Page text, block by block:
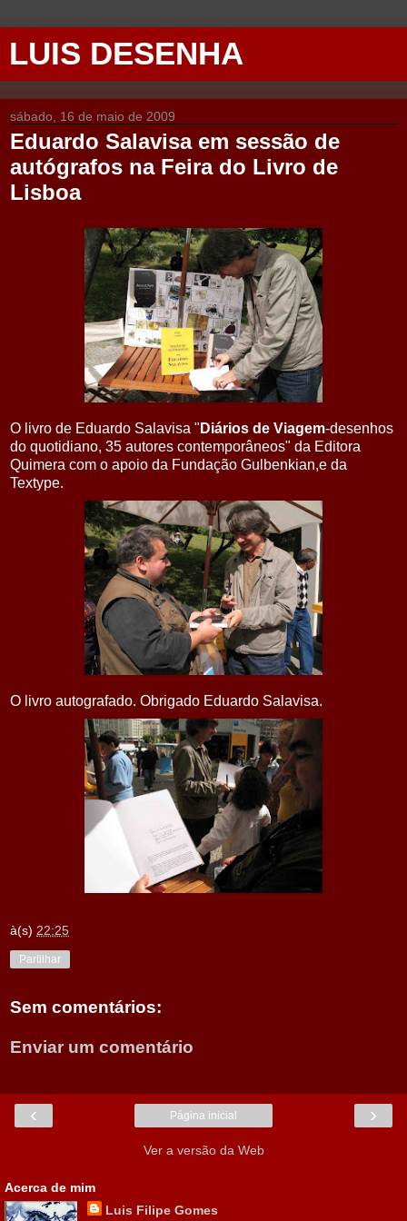
LUIS DESENHA
sábado, 16 de maio de 2009
Eduardo Salavisa em sessão de
autógrafos na Feira do Livro de
Lisboa
O livro de Eduardo Salavisa " Diários de Viagem-desenhos
do quotidiano, 35 autores contemporâneos" da Editora
Quimera com o apoio da Fundação Gulbenkian,e da
Textype.
O livro autografado. Obrigado Eduardo Salavisa.
à(s) 22:25
Partilhar
Sem comentários:
Enviar um comentário
‹ ›
Página inicial
Ver a versão da Web
Acerca de mim
Luis Filipe Gomes